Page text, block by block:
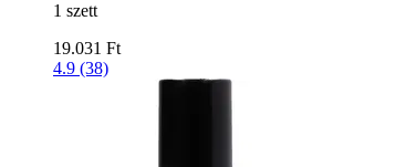
1 szett
19.031 Ft
4.9 (38)